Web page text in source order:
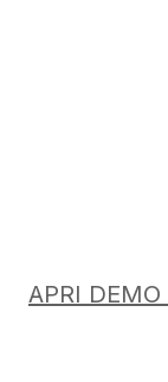
APRI DEMO